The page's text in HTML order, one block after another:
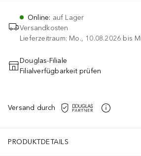
Online: auf Lager
Versandkosten
Lieferzeitraum: Mo., 10.08.2026 bis
IN DEN
Douglas-Filiale
Filialverfügbarkeit prüfen
Versand durch
PRODUKTDETAILS